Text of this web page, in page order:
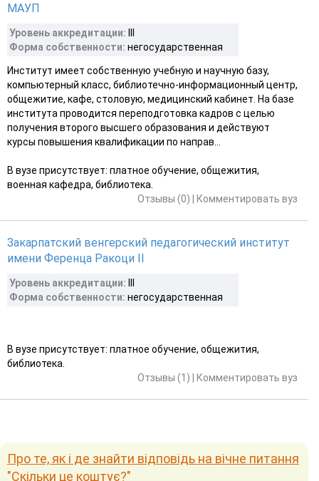
МАУП
Уровень аккредитации:
Форма собственности: негосударственная
Институт имеет собственную учебную и научную базу,
компьютерный класс, библиотечно-информационный центр,
общежитие, кафе, столовую, медицинский кабинет. На базе
института проводится переподготовка кадров с целью
получения второго высшего образования и действуют
курсы повышения квалификации по направ...
В вузе присутствует: платное обучение, общежития,
военная кафедра, библиотека.
Отзывы (0)
Комментировать вуз
Закарпатский венгерский педагогический институт
имени Ференца Ракоци ІІ
Уровень аккредитации:
Форма собственности: негосударственная
В вузе присутствует: платное обучение, общежития,
библиотека.
Отзывы (1)
Комментировать вуз
Про те, як і де знайти відповідь на вічне питання
"Скільки це коштує?"